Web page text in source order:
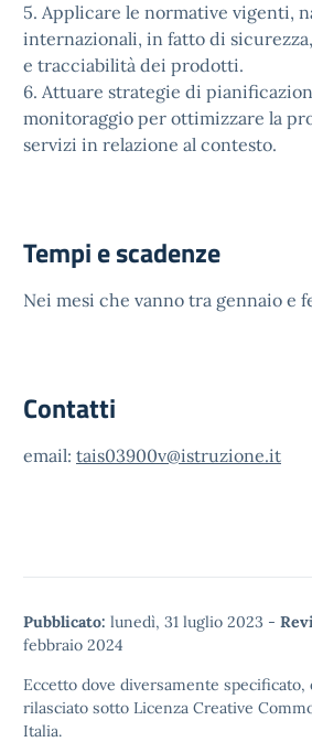
5. Applicare le normative vigenti,
internazionali, in fatto di
e tracciabilità dei prodotti.
6. Attuare strategie di
monitoraggio per ottimizzare la
servizi in relazione al contesto.
Tempi e scadenze
Nei mesi che vanno tra gennaio e
Contatti
email: tais03900v@istruzione.it
Pubblicato: lunedì, 31 luglio 2023 -
febbraio 2024
Eccetto dove diversamente
rilasciato sotto Licenza Creative
Italia.